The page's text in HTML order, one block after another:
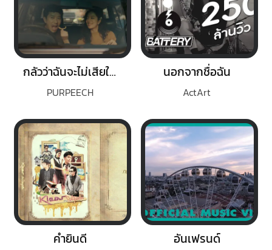
กลัวว่าฉันจะไม่เสียใจ (Fear)
PURPEECH
นอกจากชื่อฉัน
ActArt
คำยินดี อันเฟรนด์